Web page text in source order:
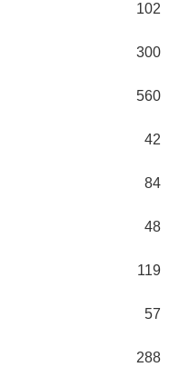
102
300
560
42
84
48
119
57
288